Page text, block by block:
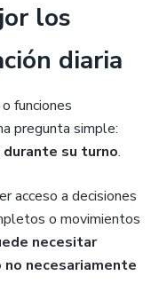
los
diaria
funciones
pregunta simple:
durante su turno.
acceso a decisiones
o movimientos
necesitar
necesariamente